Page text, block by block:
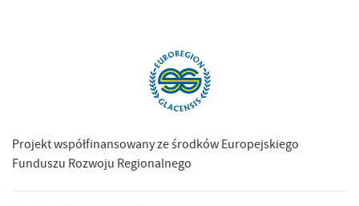
Projekt współfinansowany ze środków Europejskiego
Funduszu Rozwoju Regionalnego